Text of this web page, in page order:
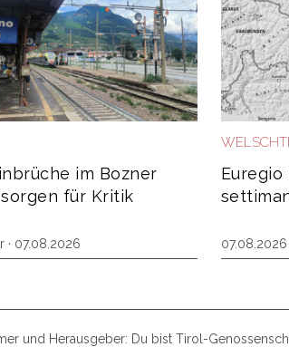
im Bozner
für Kritik
· 07.08.2026 07.08.2026
und Herausgeber: Du bist Tirol-